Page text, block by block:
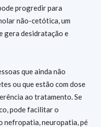
progredir para
não-cetótica, um
gera desidratação e
que ainda não
ou que estão com dose
ao tratamento. Se
pode facilitar o
nefropatia, neuropatia, pé